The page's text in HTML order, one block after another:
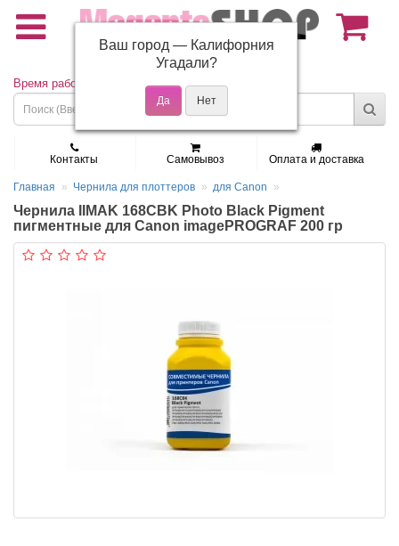
(495) 150-01-37
Время работы: Пн - Пт 9:30 - 19:00
Контакты Самовывоз Оплата и доставка
Главная Чернила для плоттеров для Canon
Чернила IIMAK 168CBK Photo Black Pigment
пигментные для Canon imagePROGRAF 200 гр
Ваш город — Калифорния
Угадали?